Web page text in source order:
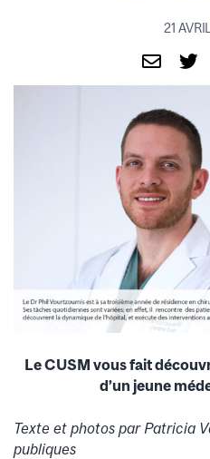
21
Le CUSM vous fait
d’un jeune
Texte et photos par Patricia
publiques